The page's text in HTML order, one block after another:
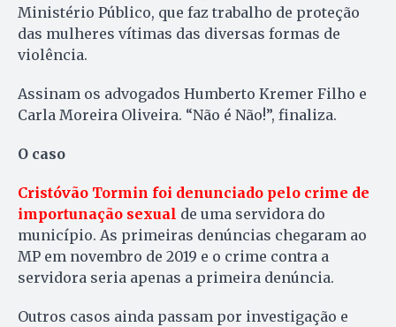
Ministério Público, que faz trabalho de proteção
das mulheres vítimas das diversas formas de
violência.
Assinam os advogados Humberto Kremer Filho e
Carla Moreira Oliveira. “Não é Não!”, finaliza.
O caso
Cristóvão Tormin foi denunciado pelo crime de
importunação sexual de uma servidora do
município. As primeiras denúncias chegaram ao
MP em novembro de 2019 e o crime contra a
servidora seria apenas a primeira denúncia.
Outros casos ainda passam por investigação e